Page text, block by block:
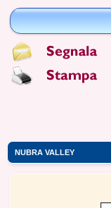
NUBRA VALLEY